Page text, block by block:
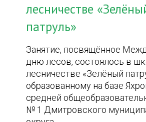
лесничестве
патруль»
Занятие, посвящённое
дню лесов, состоялось в
лесничестве «Зелёный
образованному на базе
средней
№ 1 Дмитровского